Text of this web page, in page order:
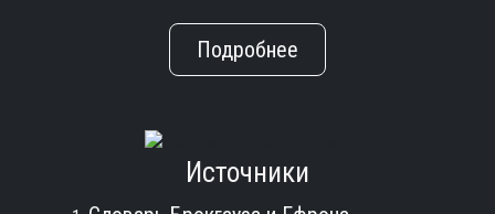
Подробнее
Источники